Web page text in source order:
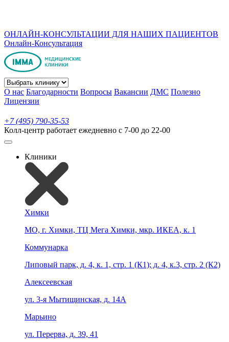
ОНЛАЙН-КОНСУЛЬТАЦИИ ДЛЯ НАШИХ ПАЦИЕНТОВ
Онлайн-Консультация
О нас Благодарности Вопросы Вакансии ДМС Полезно
Лицензии
+7 (495) 790-35-53
Колл-центр работает ежедневно с 7-00 до 22-00
Клиники
Химки
МО, г. Химки, ТЦ Мега Химки, мкр. ИКЕА, к. 1
Коммунарка
Липовый парк, д. 4, к. 1, стр. 1 (К1); д. 4, к.3, стр. 2 (К2)
Алексеевская
ул. 3-я Мытищинская, д. 14А
Марьино
ул. Перерва, д. 39, 41